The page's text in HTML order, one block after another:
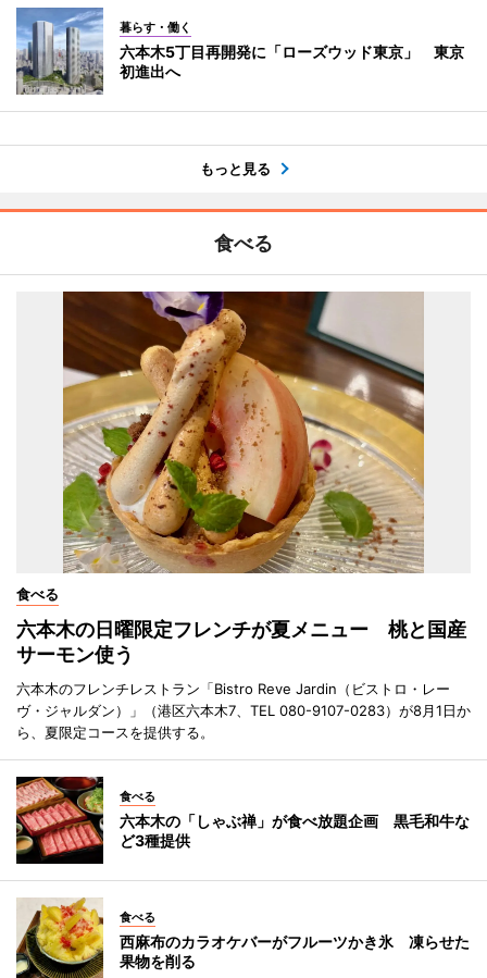
暮らす・働く
六本木5丁目再開発に「ローズウッド東京」 東京
初進出へ
もっと見る
食べる
食べる
六本木の日曜限定フレンチが夏メニュー 桃と国産
サーモン使う
六本木のフレンチレストラン「Bistro Reve Jardin（ビストロ・レー
ヴ・ジャルダン）」（港区六本木7、TEL 080-9107-0283）が8月1日か
ら、夏限定コースを提供する。
食べる
六本木の「しゃぶ禅」が食べ放題企画 黒毛和牛な
ど3種提供
食べる
西麻布のカラオケバーがフルーツかき氷 凍らせた
果物を削る